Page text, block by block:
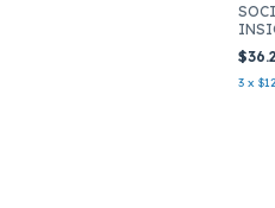
3 x